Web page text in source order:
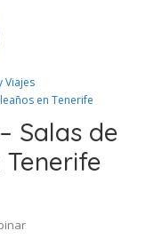
Viajes
en Tenerife
Salas de